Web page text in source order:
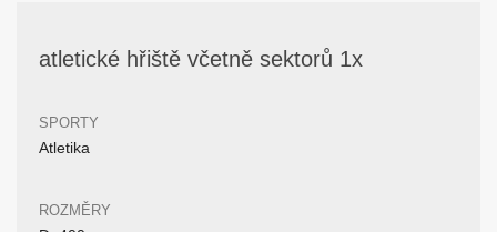
atletické hřiště včetně sektorů 1x
SPORTY
Atletika
ROZMĚRY